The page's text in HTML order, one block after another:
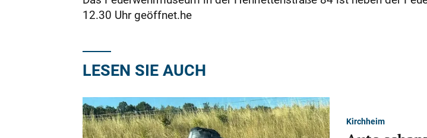
12.30 Uhr geöffnet.he
LESEN SIE AUCH
Kirchheim